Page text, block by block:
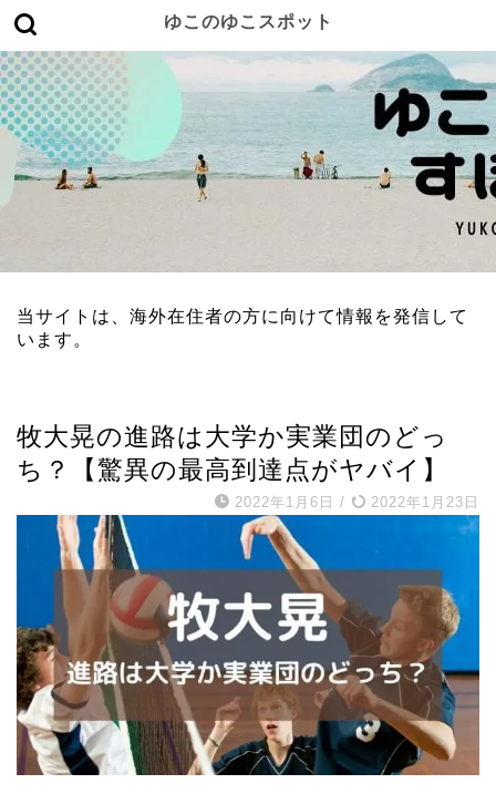
ゆこのゆこスポット
当サイトは、海外在住者の方に向けて情報を発信して
います。
牧大晃の進路は大学か実業団のどっ
ち？【驚異の最高到達点がヤバイ】
2022年1月6日 / 2022年1月23日